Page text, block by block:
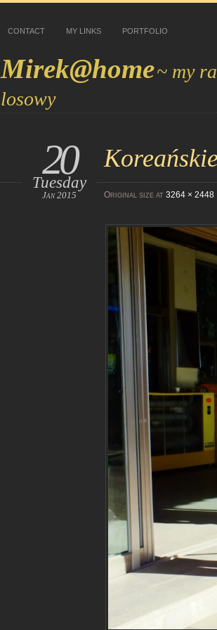
CONTACT MY LINKS PORTFOLIO
Mirek@home~ my
losowy
20
Tuesday
Jan 2015 Original size at 3264 × 2448